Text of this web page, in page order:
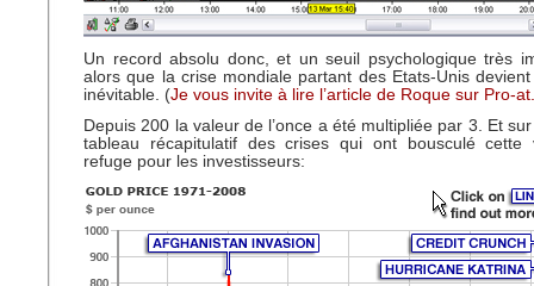
Un record absolu donc, et un seuil psychologique très
alors que la crise mondiale partant des Etats-Unis
inévitable. (Je vous invite à lire l’article de Roque sur Pro-
Depuis 200 la valeur de l’once a été multipliée par 3. Et
tableau récapitulatif des crises qui ont bousculé cette
refuge pour les investisseurs: